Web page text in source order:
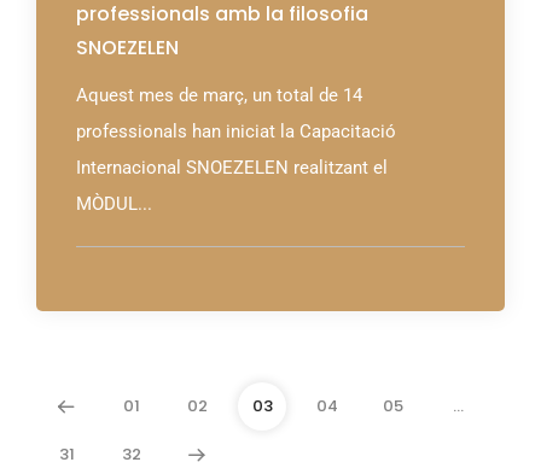
professionals amb la filosofia
SNOEZELEN
Aquest mes de març, un total de 14
professionals han iniciat la Capacitació
Internacional SNOEZELEN realitzant el
MÒDUL...
01 02 03 04 05 …
31 32